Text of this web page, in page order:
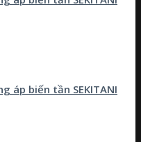
áp biến tần SEKITANI